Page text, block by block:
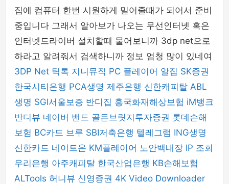
집에 컴퓨터 한번 시원하게 밀어줄때가 되어서 준비
중입니다 그래서 알아보가 나오는 무선인터넷 혹은
인터넷드라이버 설치할때 물어보니까 3dp net으로
하라고 알려줘서 검색하니까 정보 엄청 많이 있네여
3DP Net 틱톡 지니뮤직 PC 플레이어 알집 SK증권
한국시티은행 PCA생명 제주은행 신한캐피탈 ABL
생명 SGI서울보증 반디집 흥국화재해상보험 iM뱅크
반디뷰 네이버 밴드 골든브릿지투자증권 롯데손해
보험 BC카드 브루 SBI저축은행 텔레그램 ING생명
신한카드 네이트온 KM플레이어 노안백내장 IP 조회
우리은행 아주캐피탈 한국산업은행 KB손해보험
ALTools 허니뷰 신영증권 4K Video Downloader